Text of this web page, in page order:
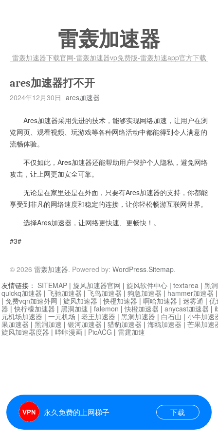
雷轰加速器
雷轰加速器下载官网-雷轰加速器vp免费版-雷轰加速app官方下载
ares加速器打不开
2024年12月30日 ares加速器
Ares加速器采用先进的技术，能够实现网络加速，让用户在浏
览网页、观看视频、玩游戏等各种网络活动中都能得到令人满意的
流畅体验。
不仅如此，Ares加速器还能帮助用户保护个人隐私，避免网络
攻击，让上网更加安全可靠。
无论是在家里还是在外面，只要有Ares加速器的支持，你都能
享受到非凡的网络速度和稳定的连接，让你轻松畅游互联网世界。
选择Ares加速器，让网络更快速、更畅快！。
#3#
© 2026 雷轰加速器. Powered by: WordPress.Sitemap.
永久免费的上网梯子 下载
友情链接： SITEMAP | 旋风加速器官网 | 旋风软件中心 | textarea | 黑
quickq加速器 | 飞驰加速器 | 飞鸟加速器 | 狗急加速器 | hammer加速器
| 免费vqn加速外网 | 旋风加速器 |快橙加速器 | 啊哈加速器 | 迷雾通 | 优
器 |快柠檬加速器 | 黑洞加速 | falemon |快橙加速器 | anycast加速器 |
元机场加速器 | 一元机场 | 老王加速器 | 黑洞加速器 | 白石山 | 小牛加速
果加速器 | 黑洞加速 | 银河加速器 | 猎豹加速器 | 海鸥加速器 | 芒果加速
旋风加速器度器 | 哔咔漫画 | PicACG | 雷霆加速